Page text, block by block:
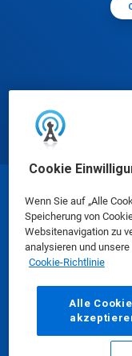
Cookie
Wenn Sie auf „Alle
Speicherung von
Websitenavigation zu
analysieren und
Cookie-Richtlinie
Alle